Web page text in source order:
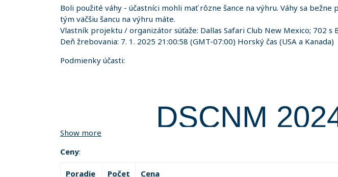
Boli použité váhy - účastníci mohli mať rôzne šance na výhru. Váhy sa
tým väčšiu šancu na výhru máte.
Vlastník projektu / organizátor súťaže: Dallas Safari Club New Mexico; 702 s
Deň žrebovania: 7. 1. 2025 21:00:58 (GMT-07:00) Horský čas (USA a Kanada)
Podmienky účasti:
DSCNM
Show more
Ceny:
Poradie Počet Cena